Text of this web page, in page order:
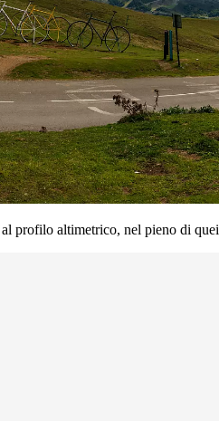
profilo altimetrico, nel pieno di quei